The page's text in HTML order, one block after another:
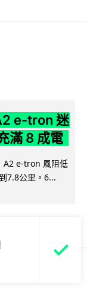
e-tron 迷
滿 8 成電
A2 e-tron 風阻低
7.8公里。6...